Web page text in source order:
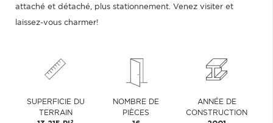
attaché et détaché, plus stationnement. Venez visiter et
laissez-vous charmer!
SUPERFICIE DU
TERRAIN
2
NOMBRE DE
PIÈCES
ANNÉE DE
CONSTRUCTION